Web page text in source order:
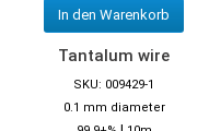
In den Warenkorb
Tantalum wire
SKU: 009429-1
0.1 mm diameter